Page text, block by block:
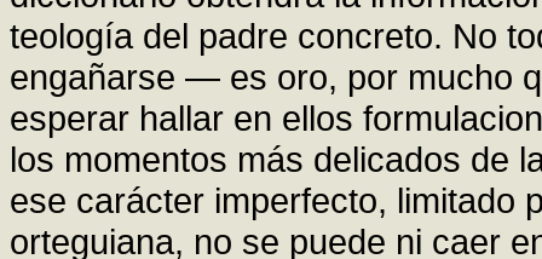
teología del padre concreto. No
engañarse — es oro, por mucho
esperar hallar en ellos
los momentos más delicados de
ese carácter imperfecto, limitado
orteguiana, no se puede ni caer